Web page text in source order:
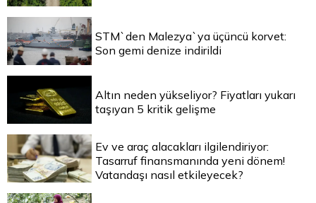
STM`den Malezya`ya üçüncü korvet:
Son gemi denize indirildi
Altın neden yükseliyor? Fiyatları yukarı
taşıyan 5 kritik gelişme
Ev ve araç alacakları ilgilendiriyor:
Tasarruf finansmanında yeni dönem!
Vatandaşı nasıl etkileyecek?